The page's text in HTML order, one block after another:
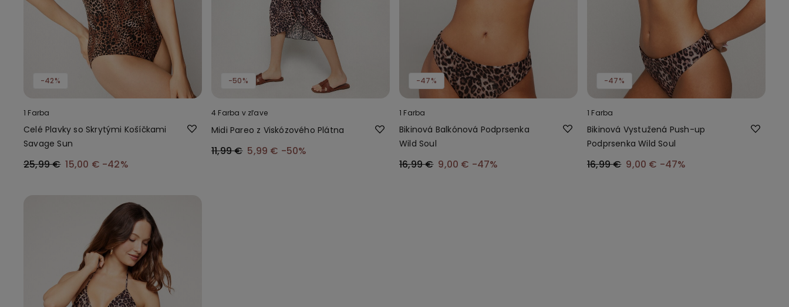
-42%
1 Farba
Celé Plavky so Skrytými Košíčkami
Savage Sun
25,99 € 15,00 € -42%
-50%
4 Farba v zľave
Midi Pareo z Viskózového Plátna
11,99 € 5,99 € -50%
-47%
1 Farba
Bikinová Balkónová Podprsenka
Wild Soul
16,99 € 9,00 € -47%
-47%
1 Farba
Bikinová Vystužená Push-up
Podprsenka Wild Soul
16,99 € 9,00 € -47%